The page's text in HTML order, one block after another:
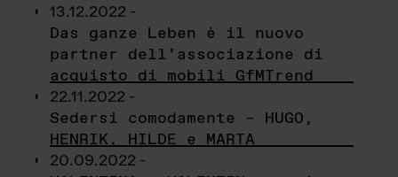
13.12.2022 -
Das ganze Leben è il nuovo
partner dell’associazione di
acquisto di mobili GfMTrend
22.11.2022 -
Sedersi comodamente – HUGO,
HENRIK, HILDE e MARTA
20.09.2022 -